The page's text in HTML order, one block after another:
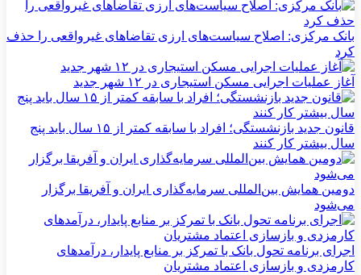
بانک مرکزی: اصلاح سیاست‌های ارزی تقاضاهای غیرواقعی را حذف
کرد
آغاز عملیات اجرایی مسکن استیجاری در ۱۲ شهر جدید
قانون جدید بازنشستگی؛ افراد با سابقه کمتر از ۱۵ سال باید پنج
سال بیشتر کار کنند
دومین همایش بین‌المللی سرمایه‌گذاری ایران و آفریقا برگزار
می‌شود
اجرای برنامه تحول بانک با تمرکز بر منابع پایدار، درآمدهای
کارمزدی و بازسازی اعتماد مشتریان